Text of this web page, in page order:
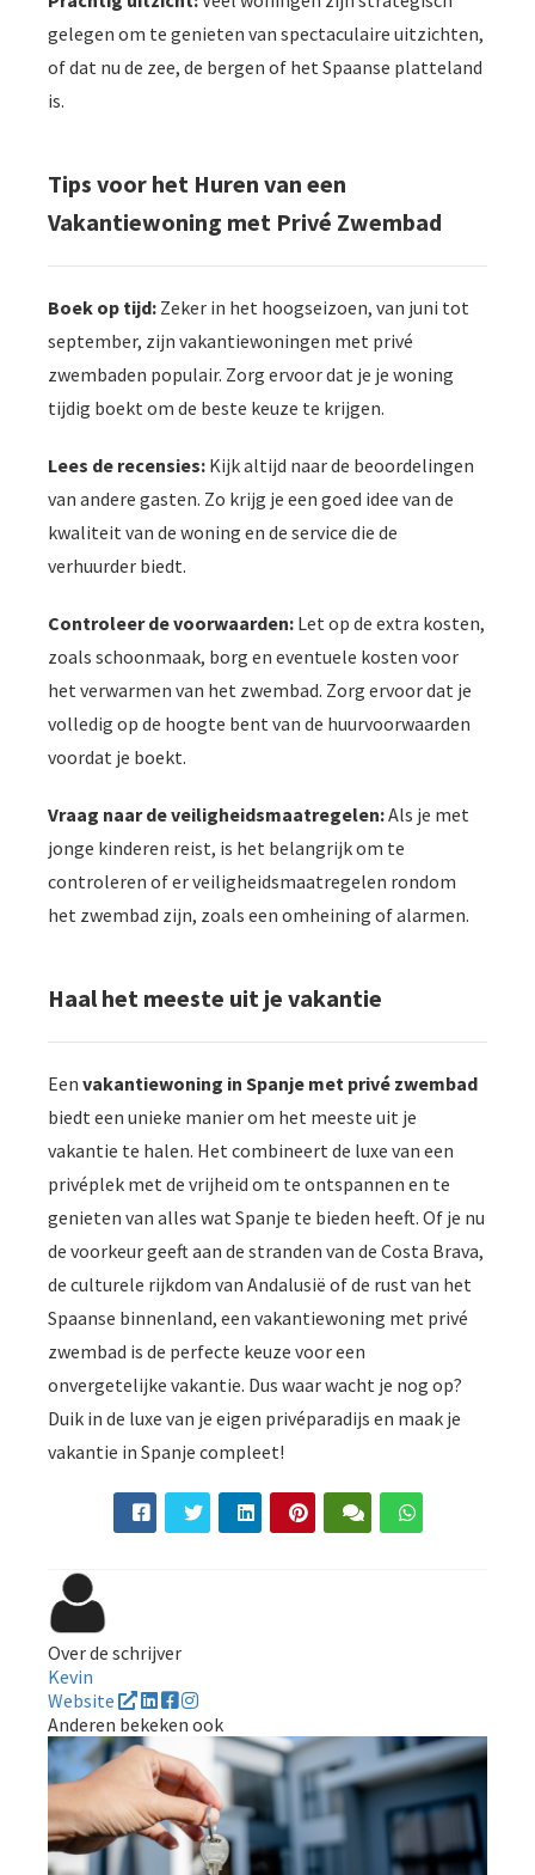
gelegen om te genieten van spectaculaire uitzichten,
of dat nu de zee, de bergen of het Spaanse platteland
is.
Tips voor het Huren van een
Vakantiewoning met Privé Zwembad
Boek op tijd: Zeker in het hoogseizoen, van juni tot
september, zijn vakantiewoningen met privé
zwembaden populair. Zorg ervoor dat je je woning
tijdig boekt om de beste keuze te krijgen.
Lees de recensies: Kijk altijd naar de beoordelingen
van andere gasten. Zo krijg je een goed idee van de
kwaliteit van de woning en de service die de
verhuurder biedt.
Controleer de voorwaarden: Let op de extra kosten,
zoals schoonmaak, borg en eventuele kosten voor
het verwarmen van het zwembad. Zorg ervoor dat je
volledig op de hoogte bent van de huurvoorwaarden
voordat je boekt.
Vraag naar de veiligheidsmaatregelen:Als je met
jonge kinderen reist, is het belangrijk om te
controleren of er veiligheidsmaatregelen rondom
het zwembad zijn, zoals een omheining of alarmen.
Haal het meeste uit je vakantie
Een vakantiewoning in Spanje met privé zwembad
biedt een unieke manier om het meeste uit je
vakantie te halen. Het combineert de luxe van een
privéplek met de vrijheid om te ontspannen en te
genieten van alles wat Spanje te bieden heeft. Of je nu
de voorkeur geeft aan de stranden van de Costa Brava,
de culturele rijkdom van Andalusië of de rust van het
Spaanse binnenland, een vakantiewoning met privé
zwembad is de perfecte keuze voor een
onvergetelijke vakantie. Dus waar wacht je nog op?
Duik in de luxe van je eigen privéparadijs en maak je
vakantie in Spanje compleet!
Over de schrijver
Kevin
Website
Anderen bekeken ook